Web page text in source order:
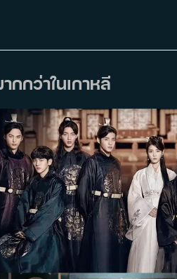
กกว่าในเกาหลี